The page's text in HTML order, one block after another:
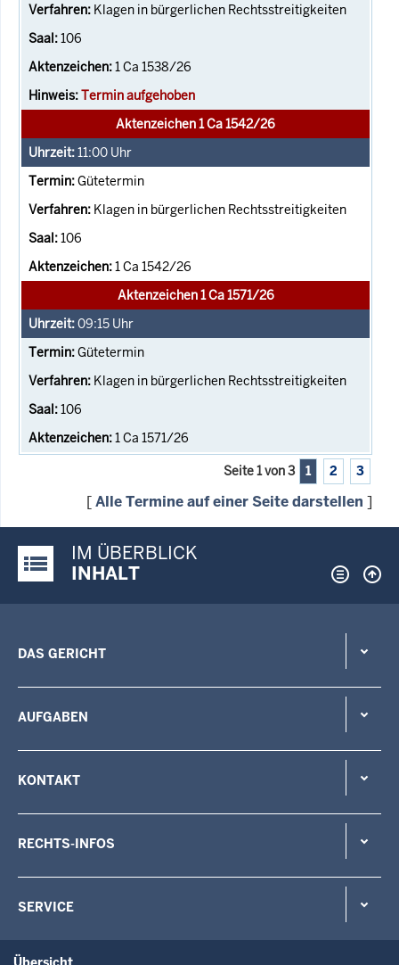
Klagen in bürgerlichen Rechtsstreitigkeiten
106
1 Ca 1538/26
Termin aufgehoben
Aktenzeichen 1 Ca 1542/26
11:00 Uhr
Gütetermin
Klagen in bürgerlichen Rechtsstreitigkeiten
106
1 Ca 1542/26
Aktenzeichen 1 Ca 1571/26
09:15 Uhr
Gütetermin
Klagen in bürgerlichen Rechtsstreitigkeiten
106
1 Ca 1571/26
Seite 1 von 3 1 2 3
[Alle Termine auf einer Seite darstellen ]
Justiz-Portal im Überblick:
IM ÜBERBLICK
INHALT
DAS GERICHT
AUFGABEN
KONTAKT
RECHTS-INFOS
SERVICE